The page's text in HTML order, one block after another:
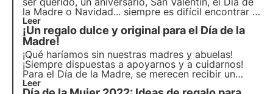
la Madre o Navidad... siempre es difícil encontrar el
regalo adecuado, ¿verdad? Aquí tienes 5 buenas
razones por las que "Adopta una colmena" es el
regalo perfecto para cualquier ocasión.
Leer
¡Un regalo dulce y original para el Día de la
Madre!
¡Qué haríamos sin nuestras madres y abuelas!
¡Siempre dispuestas a apoyarnos y a cuidarnos!
Para el Día de la Madre, se merecen recibir un
regalo único y original, como ellas. Una colmena
Leer